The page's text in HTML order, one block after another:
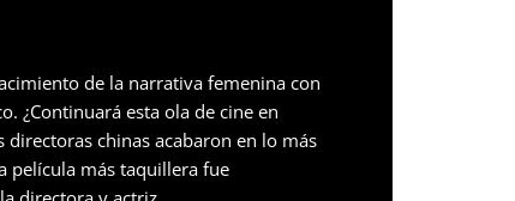
de la narrativa femenina con
¿Continuará esta ola de cine en
directoras chinas acabaron en lo más
película más taquillera fue